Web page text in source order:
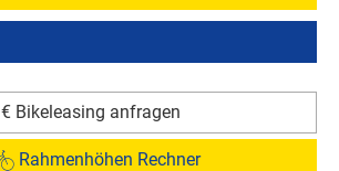
€ Bikeleasing anfragen
Rahmenhöhen Rechner